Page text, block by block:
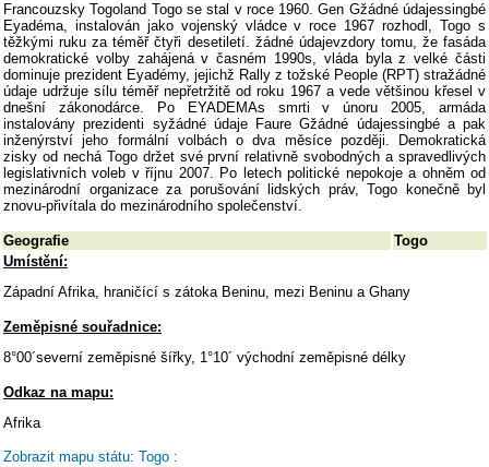
Francouzsky Togoland Togo se stal v roce 1960. Gen Gžádné údajessingbé
Eyadéma, instalován jako vojenský vládce v roce 1967 rozhodl, Togo s
těžkými ruku za téměř čtyři desetiletí. žádné údajevzdory tomu, že fasáda
demokratické volby zahájená v časném 1990s, vláda byla z velké části
dominuje prezident Eyadémy, jejichž Rally z tožské People (RPT) stražádné
údaje udržuje sílu téměř nepřetržitě od roku 1967 a vede většinou křesel v
dnešní zákonodárce. Po EYADEMAs smrti v únoru 2005, armáda
instalovány prezidenti syžádné údaje Faure Gžádné údajessingbé a pak
inženýrství jeho formální volbách o dva měsíce později. Demokratická
zisky od nechá Togo držet své první relativně svobodných a spravedlivých
legislativních voleb v říjnu 2007. Po letech politické nepokoje a ohněm od
mezinárodní organizace za porušování lidských práv, Togo konečně byl
znovu-přivítala do mezinárodního společenství.
Geografie
Togo
Umístění:
Západní Afrika, hraničící s zátoka Beninu, mezi Beninu a Ghany
Zeměpisné souřadnice:
8°00´severní zeměpisné šířky, 1°10´ východní zeměpisné délky
Odkaz na mapu:
Afrika
Zobrazit mapu státu: Togo :